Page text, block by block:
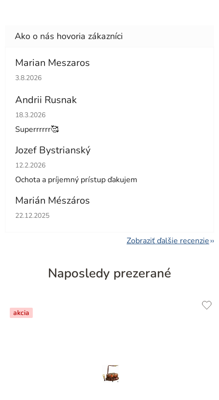
Marian Meszaros
Hodnotenie obchodu je 5 z 5 hviezdičiek.
3.8.2026
Andrii Rusnak
Hodnotenie obchodu je 5 z 5 hviezdičiek.
18.3.2026
Superrrrrr🥰
Jozef Bystrianský
Hodnotenie obchodu je 5 z 5 hviezdičiek.
12.2.2026
Ochota a príjemný prístup ďakujem
Marián Mészáros
Hodnotenie obchodu je 5 z 5 hviezdičiek.
22.12.2025
Zobraziť ďalšie recenzie
Naposledy prezerané
akcia